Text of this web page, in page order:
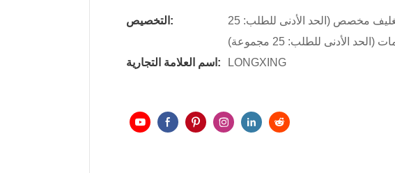
التخصيص:
شعار مخصص (الحد الأدنى للطلب: 25 مجموعة)، تغليف مخصص (الحد الأدنى للطلب: 25
الأدنى للطلب: 25 مجموعة)
اسم العلامة التجارية:
LONGXING